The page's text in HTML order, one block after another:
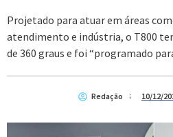
Projetado para atuar em áreas
atendimento e indústria, o T800
de 360 graus e foi “programado
Redação 10/12/